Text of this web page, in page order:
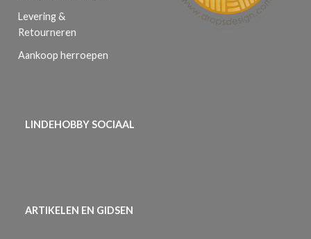
Levering &
Retourneren
Aankoop herroepen
LINDEHOBBY SOCIAAL
ARTIKELEN EN GIDSEN